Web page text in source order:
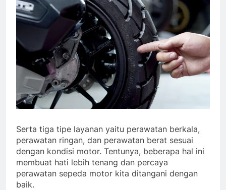
Serta tiga tipe layanan yaitu perawatan berkala,
perawatan ringan, dan perawatan berat sesuai
dengan kondisi motor. Tentunya, beberapa hal ini
membuat hati lebih tenang dan percaya
perawatan sepeda motor kita ditangani dengan
baik.